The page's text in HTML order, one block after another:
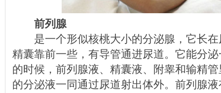
前列腺
是一个形似核桃大小的分泌腺，它长在
精囊靠前一些，有导管通进尿道。它能分
的时候，前列腺液、精囊液、附睾和输精
的分泌液一同通过尿道射出体外。前列腺